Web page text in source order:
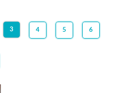
3 4 5 6